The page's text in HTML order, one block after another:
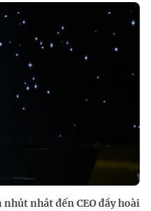
nhát đến CEO đầy hoài